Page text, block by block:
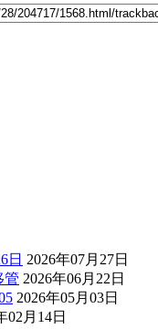
日 2026年07月27日
管 2026年06月22日
2026年05月03日
02月14日